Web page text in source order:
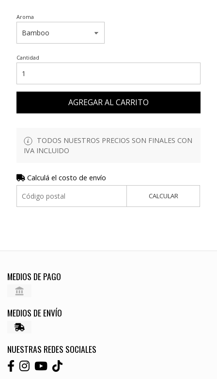
Aroma
Cantidad
AGREGAR AL CARRITO
TODOS NUESTROS PRECIOS SON FINALES CON
IVA INCLUIDO
Calculá el costo de envío
CALCULAR
MEDIOS DE PAGO
MEDIOS DE ENVÍO
NUESTRAS REDES SOCIALES